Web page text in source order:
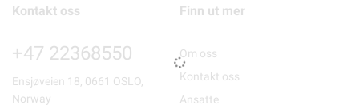
Kontakt oss
+47 22368550
Ensjøveien 18, 0661 OSLO,
Norway
Finn ut mer
Om oss
Kontakt oss
Ansatte